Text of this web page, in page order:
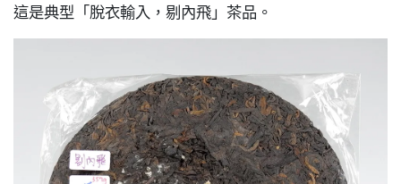
這是典型「脫衣輸入，剔內飛」茶品。